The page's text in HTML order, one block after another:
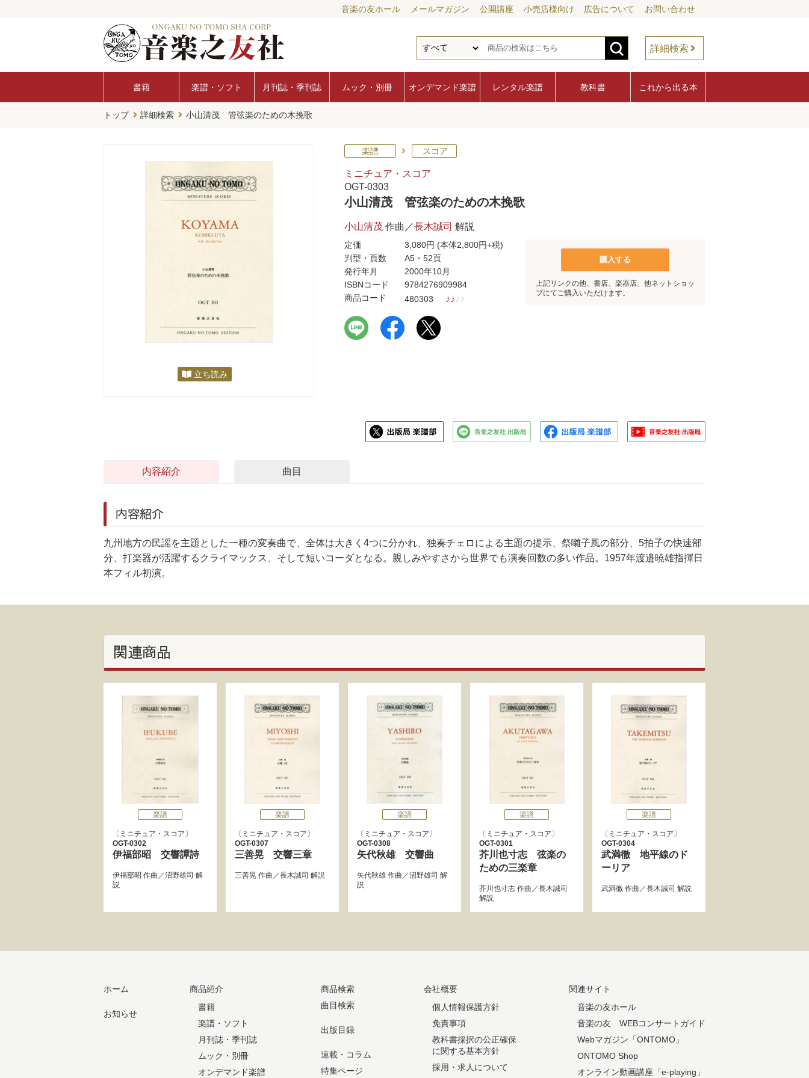
音楽の友ホール メールマガジン 公開講座 小売店様向け 広告について お問い合わせ
詳細検索
書籍 楽譜・ソフト 月刊誌・季刊誌 ムック・別冊 オンデマンド楽譜 レンタル楽譜 教科書 これから出る本
トップ 詳細検索 小山清茂 管弦楽のための木挽歌
立ち読み
楽譜 スコア
ミニチュア・スコア
OGT-0303
小山清茂 管弦楽のための木挽歌
小山清茂 作曲／長木誠司 解説
定価 3,080円 (本体2,800円+税)
判型・頁数
A5・52頁
発行年月
2000年10月
ISBNコード
9784276909984
商品コード
480303 ♪♪♪ ♪
購入する
上記リンクの他、書店、楽器店、他ネットショッ
プにてご購入いただけます。
内容紹介 曲目
内容紹介
九州地方の民謡を主題とした一種の変奏曲で、全体は大きく4つに分かれ、独奏チェロによる主題の提示、祭囃子風の部分、5拍子の快速部
分、打楽器が活躍するクライマックス、そして短いコーダとなる。親しみやすさから世界でも演奏回数の多い作品。1957年渡邉暁雄指揮日
本フィル初演。
関連商品
楽譜
ミニチュア・スコア
OGT-0302
伊福部昭 交響譚詩
伊福部昭 作曲／沼野雄司 解
説
楽譜
ミニチュア・スコア
OGT-0307
三善晃 交響三章
三善晃 作曲／長木誠司 解説
楽譜
ミニチュア・スコア
OGT-0308
矢代秋雄 交響曲
矢代秋雄 作曲／沼野雄司 解
説
楽譜
ミニチュア・スコア
OGT-0301
芥川也寸志 弦楽の
ための三楽章
芥川也寸志 作曲／長木誠司
解説
楽譜
ミニチュア・スコア
OGT-0304
武満徹 地平線のド
ーリア
武満徹 作曲／長木誠司 解説
ホーム
お知らせ
商品紹介
書籍
楽譜・ソフト
月刊誌・季刊誌
ムック・別冊
オンデマンド楽譜
商品検索
曲目検索
出版目録
連載・コラム
特集ページ
会社概要
個人情報保護方針
免責事項
教科書採択の公正確保
に関する基本方針
採用・求人について
関連サイト
音楽の友ホール
音楽の友 WEBコンサートガイド
Webマガジン「ONTOMO」
ONTOMO Shop
オンライン動画講座「e-playing」